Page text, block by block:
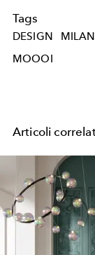
Tags
DESIGN
MOOOI
Articoli